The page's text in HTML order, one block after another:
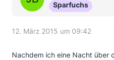
Sparfuchs
12. März 2015 um 09:42
Nachdem ich eine Nacht über